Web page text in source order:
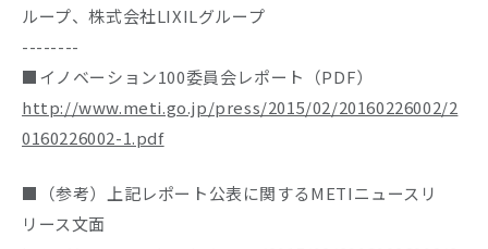
ループ、株式会社LIXILグループ
--------
■イノベーション100委員会レポート（PDF）
http://www.meti.go.jp/press/2015/02/20160226002/2
0160226002-1.pdf
■（参考）上記レポート公表に関するMETIニュースリ
リース文面